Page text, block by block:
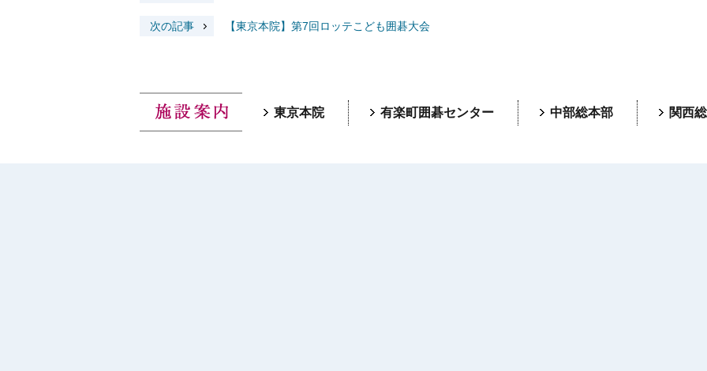
次の記事 【東京本院】第7回ロッテこども囲碁大会
東京本院 有楽町囲碁センター 中部総本部 関西